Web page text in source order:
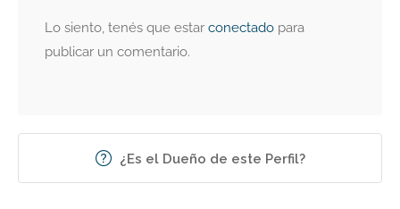
Lo siento, tenés que estar conectado para
publicar un comentario.
¿Es el Dueño de este Perfil?